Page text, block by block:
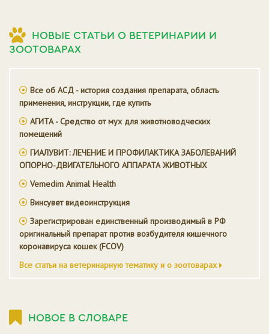
НОВЫЕ СТАТЬИ О ВЕТЕРИНАРИИ И
ЗООТОВАРАХ
Все об АСД - история создания препарата, область
применения, инструкции, где купить
АГИТА - Средство от мух для животноводческих
помещений
ГИАЛУВИТ: ЛЕЧЕНИЕ И ПРОФИЛАКТИКА ЗАБОЛЕВАНИЙ
ОПОРНО-ДВИГАТЕЛЬНОГО АППАРАТА ЖИВОТНЫХ
Vemedim Animal Health
Винсувет видеоинструкция
Зарегистрирован единственный производимый в РФ
оригинальный препарат против возбудителя кишечного
коронавируса кошек (FCOV)
Все статьи на ветеринарную тематику и о зоотоварах
НОВОЕ В СЛОВАРЕ